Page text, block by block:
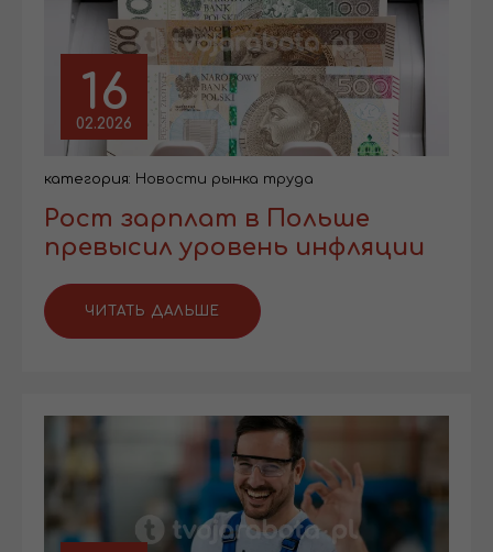
16
02.2026
категория: Новости рынка труда
Рост зарплат в Польше
превысил уровень инфляции
ЧИТАТЬ ДАЛЬШЕ